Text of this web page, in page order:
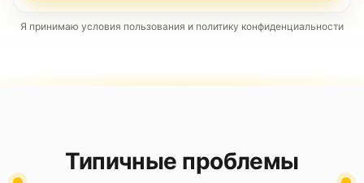
Я принимаю условия пользования и политику конфиденциальности
Типичные проблемы